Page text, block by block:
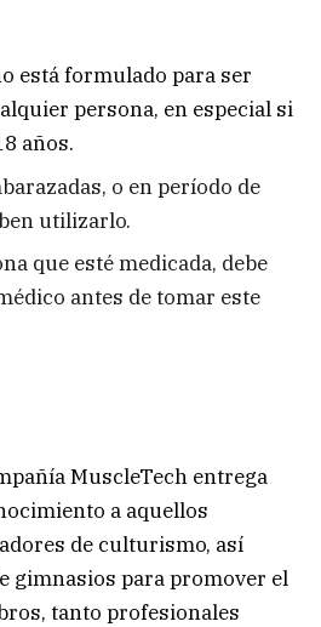
está formulado para ser
persona, en especial si
años.
o en período de
utilizarlo.
que esté medicada, debe
antes de tomar este
MuscleTech entrega
a aquellos
de culturismo, así
gimnasios para promover el
tanto profesionales